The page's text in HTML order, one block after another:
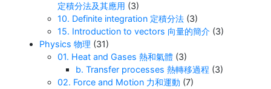
定積分法及其應用 (3)
10. Definite integration 定積分法 (3)
15. Introduction to vectors 向量的簡介 (3)
Physics 物理 (31)
01. Heat and Gases 熱和氣體 (3)
b. Transfer processes 熱轉移過程 (3)
02. Force and Motion 力和運動 (7)